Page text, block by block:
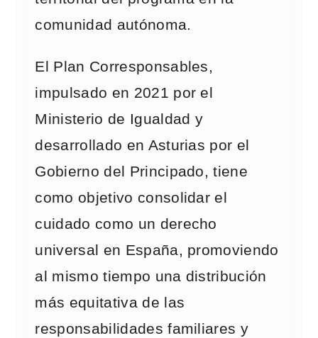
comunidad autónoma.
El Plan Corresponsables,
impulsado en 2021 por el
Ministerio de Igualdad y
desarrollado en Asturias por el
Gobierno del Principado, tiene
como objetivo consolidar el
cuidado como un derecho
universal en España, promoviendo
al mismo tiempo una distribución
más equitativa de las
responsabilidades familiares y